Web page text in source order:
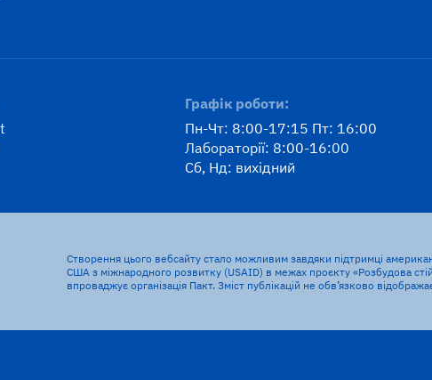
Графік роботи:
Пн-Чт: 8:00-17:15 Пт: 16:00
Лабораторії: 8:00-16:00
Сб, Нд: вихідний
Створення цього вебсайту стало можливим завдяки підтримці
США з міжнародного розвитку (USAID) в межах проєкту «Розбудова
впроваджує організація Пакт. Зміст публікацій не обв’язково